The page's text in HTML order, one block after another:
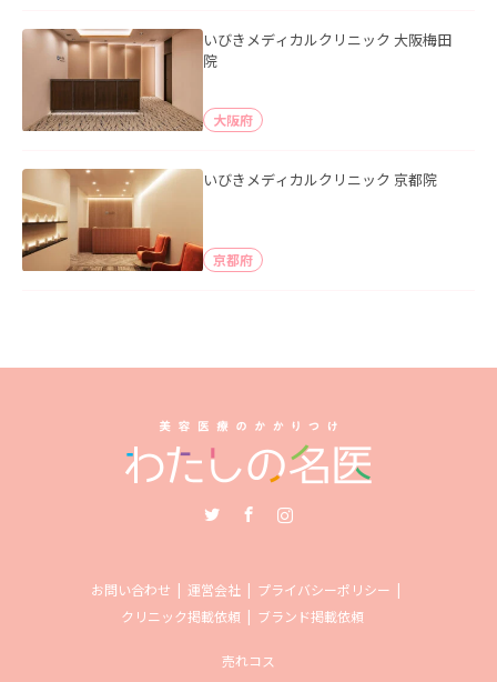
いびきメディカルクリニック 大阪梅田
院
大阪府
いびきメディカルクリニック 京都院
京都府
お問い合わせ 運営会社
プライバシーポリシー
クリニック掲載依頼
ブランド掲載依頼
売れコス